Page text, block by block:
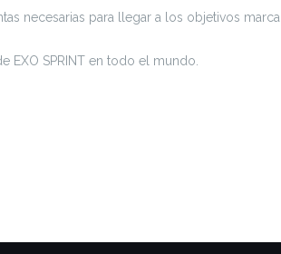
necesarias para llegar a los objetivos
EXO SPRINT en todo el mundo.